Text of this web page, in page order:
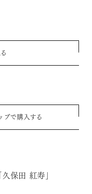
プで購入する
保田 紅寿」